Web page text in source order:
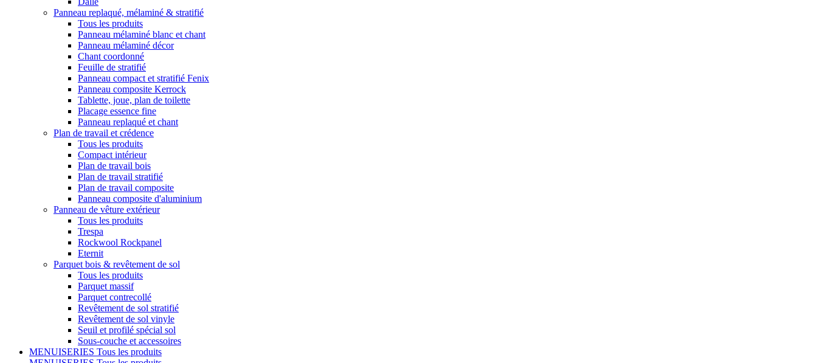
Panneau replaqué, mélaminé & stratifié
Tous les produits
Panneau mélaminé blanc et chant
Panneau mélaminé décor
Chant coordonné
Feuille de stratifié
Panneau compact et stratifié Fenix
Panneau composite Kerrock
Tablette, joue, plan de toilette
Placage essence fine
Panneau replaqué et chant
Plan de travail et crédence
Tous les produits
Compact intérieur
Plan de travail bois
Plan de travail stratifié
Plan de travail composite
Panneau composite d'aluminium
Panneau de vêture extérieur
Tous les produits
Trespa
Rockwool Rockpanel
Eternit
Parquet bois & revêtement de sol
Tous les produits
Parquet massif
Parquet contrecollé
Revêtement de sol stratifié
Revêtement de sol vinyle
Seuil et profilé spécial sol
Sous-couche et accessoires
MENUISERIES Tous les produits